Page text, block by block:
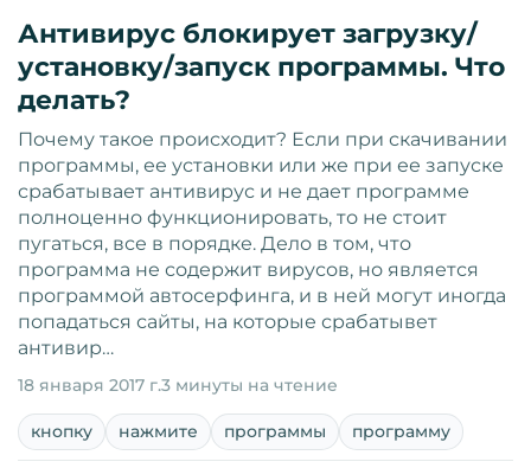
Антивирус блокирует загрузку/
установку/запуск программы. Что
делать?
Почему такое происходит? Если при скачивании
программы, ее установки или же при ее запуске
срабатывает антивирус и не дает программе
полноценно функционировать, то не стоит
пугаться, все в порядке. Дело в том, что
программа не содержит вирусов, но является
программой автосерфинга, и в ней могут иногда
попадаться сайты, на которые срабатывет
антивир…
18 января 2017 г.3 минуты на чтение
кнопку нажмите программы программу